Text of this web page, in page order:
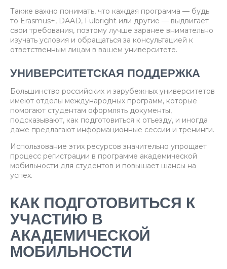
Также важно понимать, что каждая программа — будь
то Erasmus+, DAAD, Fulbright или другие — выдвигает
свои требования, поэтому лучше заранее внимательно
изучать условия и обращаться за консультацией к
ответственным лицам в вашем университете.
УНИВЕРСИТЕТСКАЯ ПОДДЕРЖКА
Большинство российских и зарубежных университетов
имеют отделы международных программ, которые
помогают студентам оформлять документы,
подсказывают, как подготовиться к отъезду, и иногда
даже предлагают информационные сессии и тренинги.
Использование этих ресурсов значительно упрощает
процесс регистрации в программе академической
мобильности для студентов и повышает шансы на
успех.
КАК ПОДГОТОВИТЬСЯ К
УЧАСТИЮ В
АКАДЕМИЧЕСКОЙ
МОБИЛЬНОСТИ